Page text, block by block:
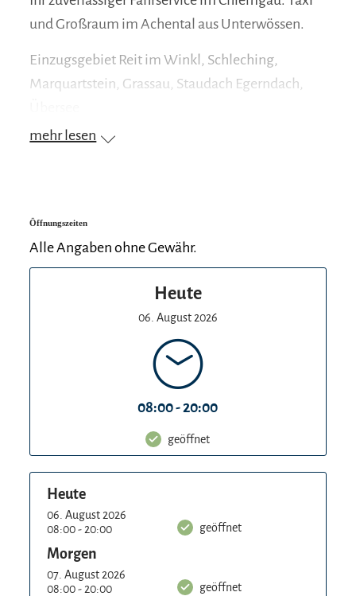
und Großraum im Achental aus Unterwössen.
Einzugsgebiet Reit im Winkl, Schleching,
Marquartstein, Grassau, Staudach Egerndach,
mehr lesen
Öffnungszeiten
Alle Angaben ohne Gewähr.
Heute
06. August 2026
08:00 - 20:00
geöffnet
Heute
06. August 2026
08:00 - 20:00
geöffnet
Morgen
07. August 2026
08:00 - 20:00
geöffnet